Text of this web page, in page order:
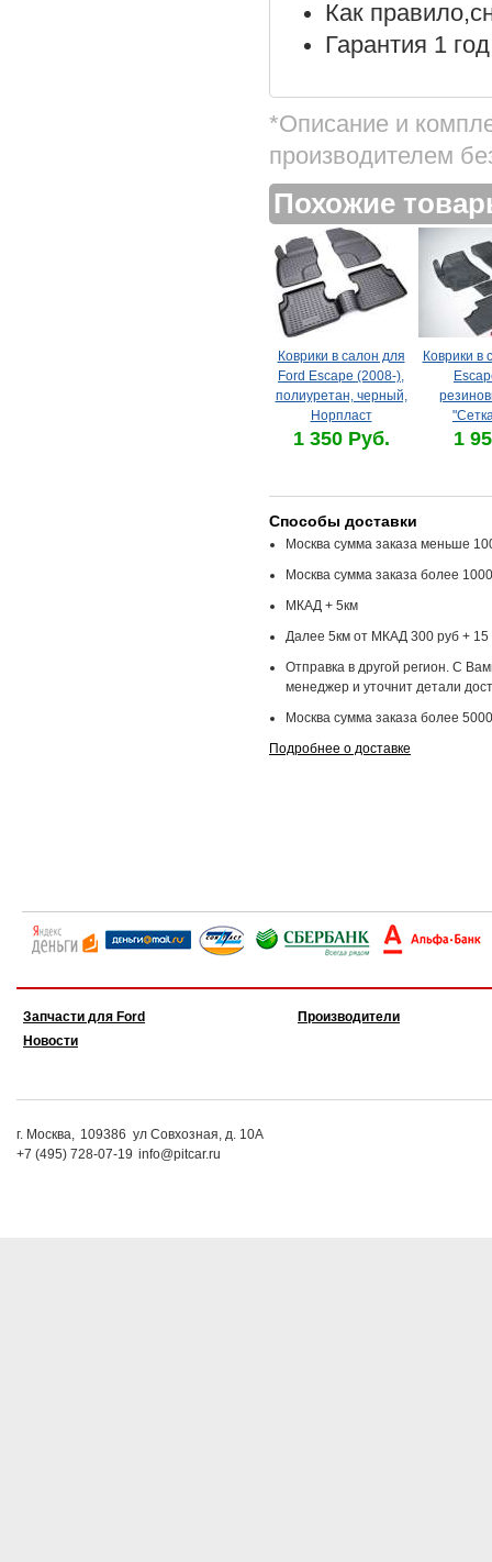
Как
Гарантия 1
*Описание и
производителем
Похожие
Коврики в салон для
Ford Escape (2008-),
полиуретан, черный,
Норпласт
1 350 Руб.
Коврики в
1
Способы доставки
Москва сумма заказа меньше
Москва сумма заказа более
МКАД + 5км
Далее 5км от МКАД 300 руб + 15
Отправка в другой регион. С
менеджер и уточнит детали
Москва сумма заказа более
Подробнее о доставке
Запчасти для Ford
Новости
Производители
г. Москва, 109386 ул Совхозная, д. 10А
+7 (495) 728-07-19 info@pitcar.ru